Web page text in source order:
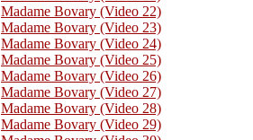
Madame Bovary (Video 22)
Madame Bovary (Video 23)
Madame Bovary (Video 24)
Madame Bovary (Video 25)
Madame Bovary (Video 26)
Madame Bovary (Video 27)
Madame Bovary (Video 28)
Madame Bovary (Video 29)